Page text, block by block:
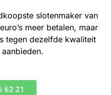
slotenmaker van
meer betalen, maar
tegen dezelfde kwaliteit
62 21